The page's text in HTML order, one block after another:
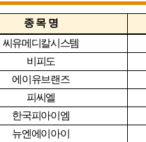
종 목 명
씨유메디칼시스템
비피도
에이유브랜즈
피씨엘
한국피아이엠
뉴엔에이아이